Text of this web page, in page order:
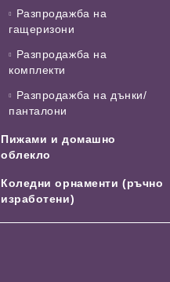
Разпродажба на
гащеризони
Разпродажба на
комплекти
Разпродажба на дънки/
панталони
Пижами и домашно
облекло
Коледни орнаменти (ръчно
изработени)